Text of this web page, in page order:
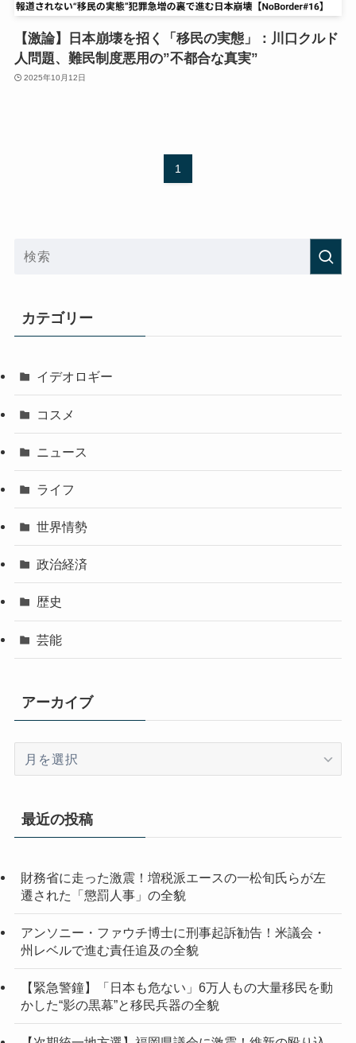
【激論】日本崩壊を招く「移民の実態」：川口クルド
人問題、難民制度悪用の”不都合な真実”
2025年10月12日
1
カテゴリー
イデオロギー
コスメ
ニュース
ライフ
世界情勢
政治経済
歴史
芸能
アーカイブ
イ
最近の投稿
財務省に走った激震！増税派エースの一松旬氏らが左
遷された「懲罰人事」の全貌
アンソニー・ファウチ博士に刑事起訴勧告！米議会・
州レベルで進む責任追及の全貌
【緊急警鐘】「日本も危ない」6万人もの大量移民を動
かした“影の黒幕”と移民兵器の全貌